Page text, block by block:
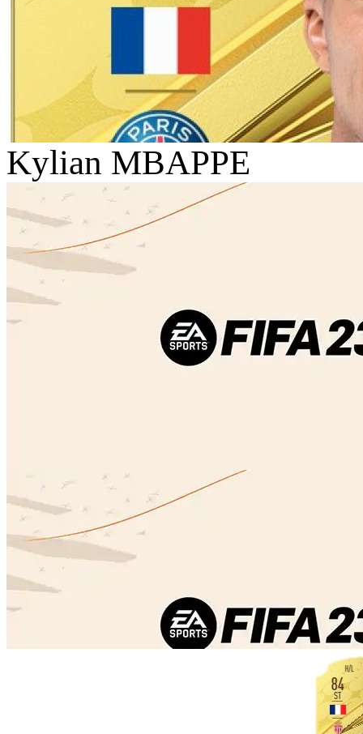
Kylian MBAPPE